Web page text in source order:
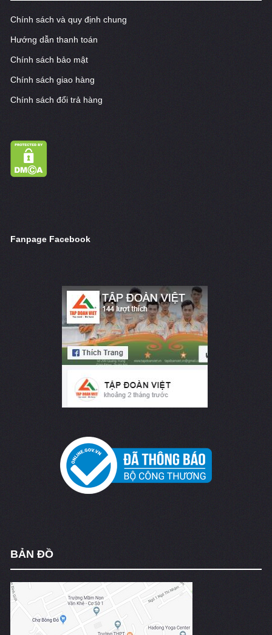
Chính sách và quy định chung
Hướng dẫn thanh toán
Chính sách bảo mật
Chính sách giao hàng
Chính sách đổi trả hàng
Fanpage Facebook
BẢN ĐỒ